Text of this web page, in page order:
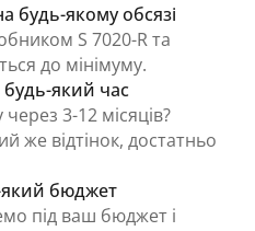
будь-якому обсязі
S 7020-R та
до мінімуму.
який час
3-12 місяців?
же відтінок, достатньо
який бюджет
під ваш бюджет і